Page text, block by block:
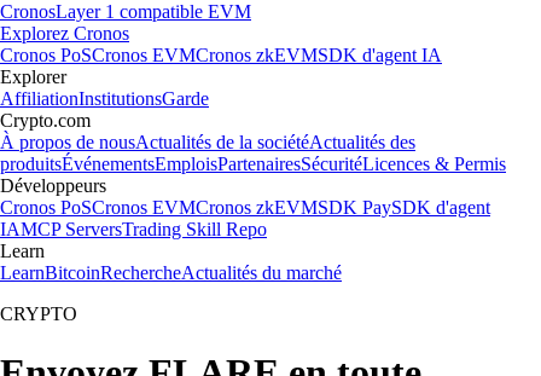
CronosLayer 1 compatible EVM
Explorez Cronos
Cronos PoSCronos EVMCronos zkEVMSDK d'agent IA
Explorer
AffiliationInstitutionsGarde
Crypto.com
À propos de nousActualités de la sociétéActualités des
produitsÉvénementsEmploisPartenairesSécuritéLicences & Permis
Développeurs
Cronos PoSCronos EVMCronos zkEVMSDK PaySDK d'agent
IAMCP ServersTrading Skill Repo
Learn
LearnBitcoinRechercheActualités du marché
CRYPTO